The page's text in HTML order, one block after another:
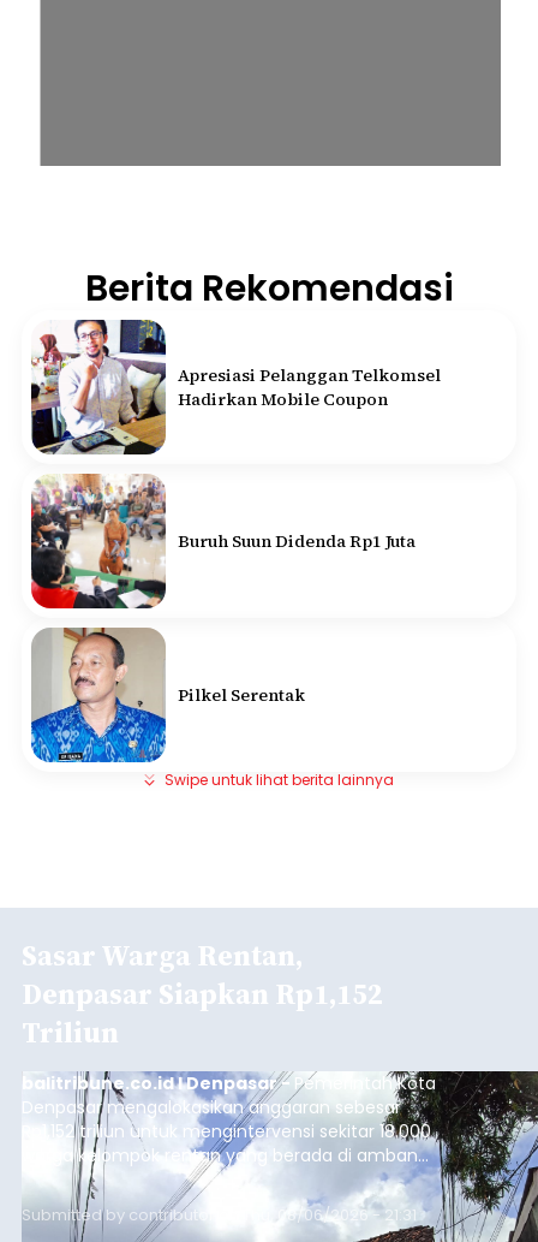
Berita Rekomendasi
Apresiasi Pelanggan Telkomsel
Hadirkan Mobile Coupon
Buruh Suun Didenda Rp1 Juta
Pilkel Serentak
Swipe untuk lihat berita lainnya
Sasar Warga Rentan,
Denpasar Siapkan Rp1,152
Triliun
balitribune.co.id I Denpasar - Pemerintah Kota
Denpasar mengalokasikan anggaran sebesar
Rp1,152 triliun untuk mengintervensi sekitar 18.000
warga kelompok rentan yang berada di ambang
garis kemiskinan. Langkah strategis ini diambil
guna menjaga masyarakat yang berada pada
kelompok desil 5 dan 6 tersebut agar tidak
Submitted by contributor Thu, 08/06/2026 - 21:31